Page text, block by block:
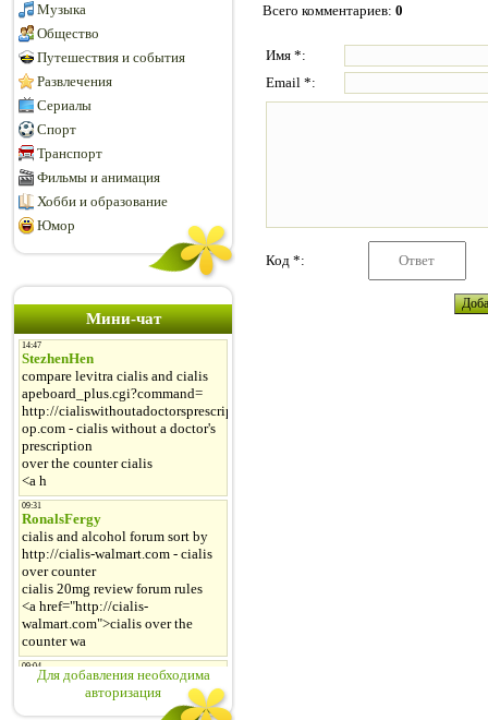
Музыка
Общество
Путешествия и события
Развлечения
Сериалы
Спорт
Транспорт
Фильмы и анимация
Хобби и образование
Юмор
Мини-чат
Для добавления необходима
авторизация
Всего комментариев: 0
Имя *:
Email *:
Код *: